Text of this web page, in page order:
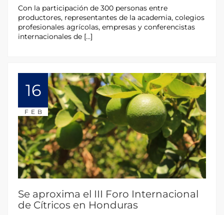
Con la participación de 300 personas entre
productores, representantes de la academia, colegios
profesionales agrícolas, empresas y conferencistas
internacionales de […]
16
FEB
Se aproxima el III Foro Internacional
de Cítricos en Honduras